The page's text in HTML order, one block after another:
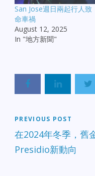
San Jose週日兩起行人致
命車禍
August 12, 2025
In "地方新聞"
PREVIOUS POST
在2024年冬季，舊
Presidio新動向